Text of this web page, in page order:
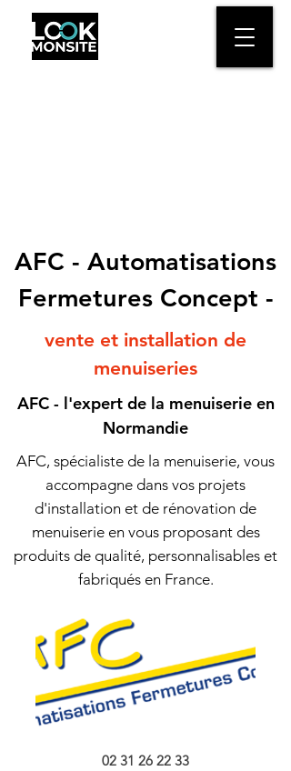
AFC - Automatisations
Fermetures Concept -
vente et installation de
menuiseries
AFC - l'expert de la menuiserie en
Normandie
AFC, spécialiste de la menuiserie, vous
accompagne dans vos projets
d'installation et de rénovation de
menuiserie en vous proposant des
produits de qualité, personnalisables et
fabriqués en France.
02 31 26 22 33